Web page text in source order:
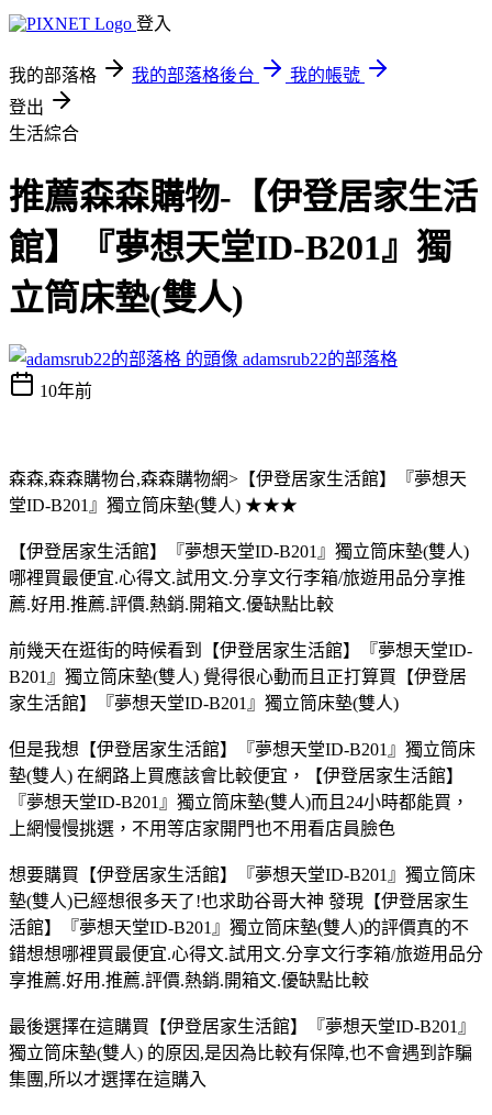
登入
我的部落格 我的部落格後台
我的帳號
登出
生活綜合
推薦森森購物-【伊登居家生活
館】『夢想天堂ID-B201』獨
立筒床墊(雙人)
adamsrub22的部落格
10年前
森森,森森購物台,森森購物網>【伊登居家生活館】『夢想天
堂ID-B201』獨立筒床墊(雙人) ★★★
【伊登居家生活館】『夢想天堂ID-B201』獨立筒床墊(雙人)
哪裡買最便宜.心得文.試用文.分享文行李箱/旅遊用品分享推
薦.好用.推薦.評價.熱銷.開箱文.優缺點比較
前幾天在逛街的時候看到【伊登居家生活館】『夢想天堂ID-
B201』獨立筒床墊(雙人) 覺得很心動而且正打算買【伊登居
家生活館】『夢想天堂ID-B201』獨立筒床墊(雙人)
但是我想【伊登居家生活館】『夢想天堂ID-B201』獨立筒床
墊(雙人) 在網路上買應該會比較便宜，【伊登居家生活館】
『夢想天堂ID-B201』獨立筒床墊(雙人)而且24小時都能買，
上網慢慢挑選，不用等店家開門也不用看店員臉色
想要購買【伊登居家生活館】『夢想天堂ID-B201』獨立筒床
墊(雙人)已經想很多天了!也求助谷哥大神 發現【伊登居家生
活館】『夢想天堂ID-B201』獨立筒床墊(雙人)的評價真的不
錯想想哪裡買最便宜.心得文.試用文.分享文行李箱/旅遊用品分
享推薦.好用.推薦.評價.熱銷.開箱文.優缺點比較
最後選擇在這購買【伊登居家生活館】『夢想天堂ID-B201』
獨立筒床墊(雙人) 的原因,是因為比較有保障,也不會遇到詐騙
集團,所以才選擇在這購入